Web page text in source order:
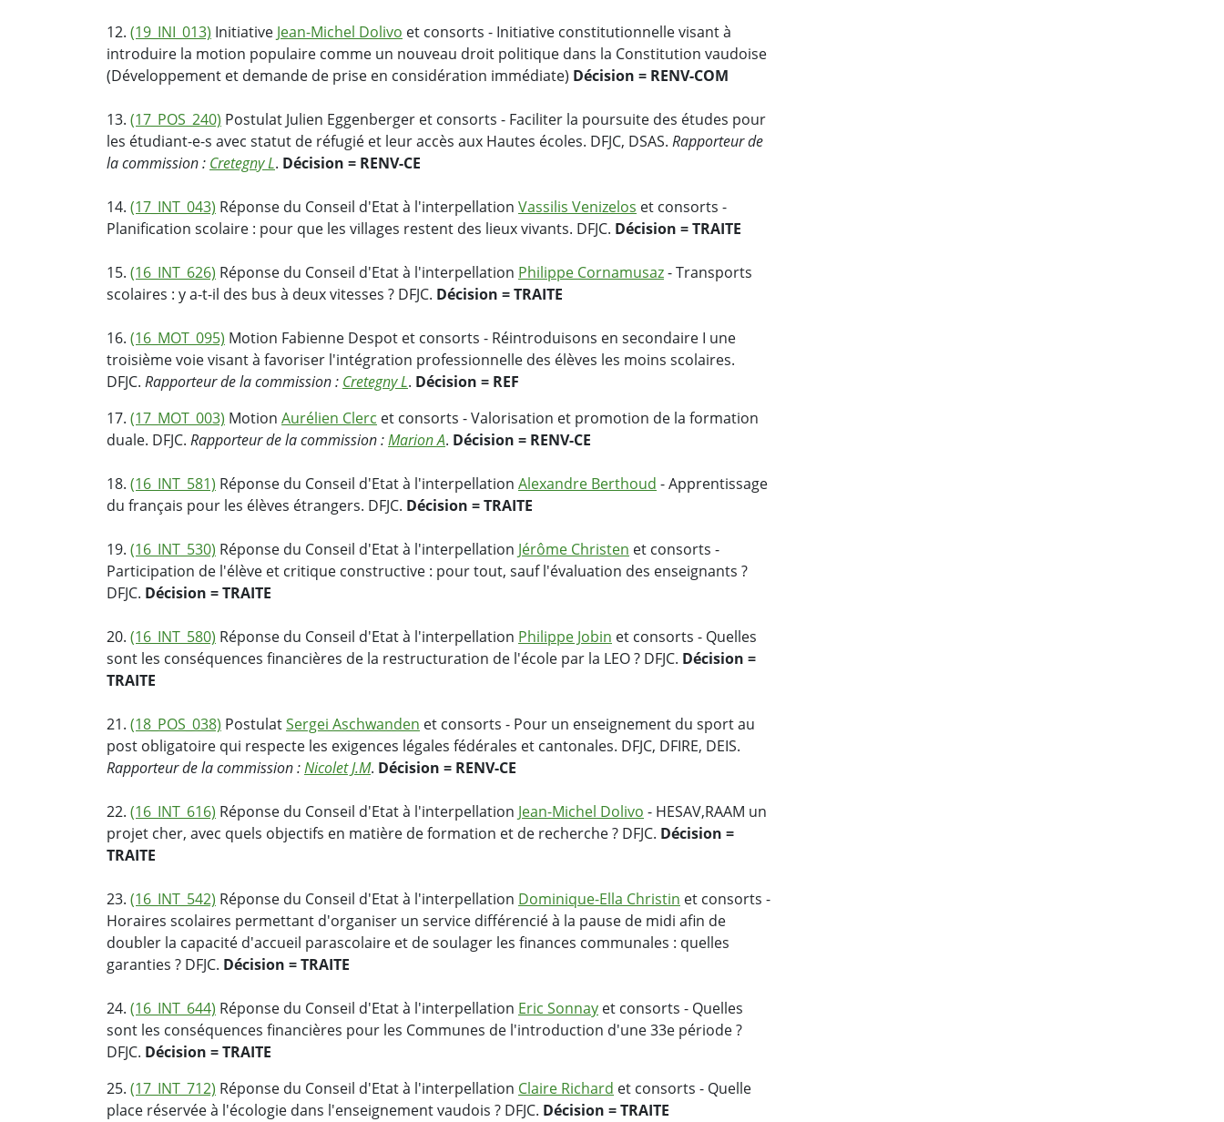
12. (19_INI_013) Initiative Jean-Michel Dolivo et consorts - Initiative constitutionnelle visant à
introduire la motion populaire comme un nouveau droit politique dans la Constitution vaudoise
(Développement et demande de prise en considération immédiate) Décision = RENV-COM
13. (17_POS_240) Postulat Julien Eggenberger et consorts - Faciliter la poursuite des études pour
les étudiant-e-s avec statut de réfugié et leur accès aux Hautes écoles. DFJC, DSAS. Rapporteur de
la commission : Cretegny L. Décision = RENV-CE
14. (17_INT_043) Réponse du Conseil d'Etat à l'interpellation Vassilis Venizelos et consorts -
Planification scolaire : pour que les villages restent des lieux vivants. DFJC. Décision = TRAITE
15. (16_INT_626) Réponse du Conseil d'Etat à l'interpellation Philippe Cornamusaz- Transports
scolaires : y a-t-il des bus à deux vitesses ? DFJC. Décision = TRAITE
16. (16_MOT_095) Motion Fabienne Despot et consorts - Réintroduisons en secondaire I une
troisième voie visant à favoriser l'intégration professionnelle des élèves les moins scolaires.
DFJC. Rapporteur de la commission : Cretegny L. Décision = REF
17. (17_MOT_003) Motion Aurélien Clerc et consorts - Valorisation et promotion de la formation
duale. DFJC. Rapporteur de la commission :Marion A. Décision = RENV-CE
18. (16_INT_581) Réponse du Conseil d'Etat à l'interpellation Alexandre Berthoud - Apprentissage
du français pour les élèves étrangers. DFJC. Décision = TRAITE
19. (16_INT_530) Réponse du Conseil d'Etat à l'interpellation Jérôme Christen et consorts -
Participation de l'élève et critique constructive : pour tout, sauf l'évaluation des enseignants ?
DFJC. Décision = TRAITE
20. (16_INT_580) Réponse du Conseil d'Etat à l'interpellation Philippe Jobin et consorts - Quelles
sont les conséquences financières de la restructuration de l'école par la LEO ? DFJC. Décision =
TRAITE
21. (18_POS_038) PostulatSergei Aschwanden et consorts - Pour un enseignement du sport au
post obligatoire qui respecte les exigences légales fédérales et cantonales. DFJC, DFIRE, DEIS.
Rapporteur de la commission :Nicolet J.M. Décision = RENV-CE
22. (16_INT_616) Réponse du Conseil d'Etat à l'interpellation Jean-Michel Dolivo - HESAV,RAAM un
projet cher, avec quels objectifs en matière de formation et de recherche ? DFJC. Décision =
TRAITE
23. (16_INT_542) Réponse du Conseil d'Etat à l'interpellation Dominique-Ella Christin et consorts -
Horaires scolaires permettant d'organiser un service différencié à la pause de midi afin de
doubler la capacité d'accueil parascolaire et de soulager les finances communales : quelles
garanties ? DFJC. Décision = TRAITE
24. (16_INT_644) Réponse du Conseil d'Etat à l'interpellation Eric Sonnay et consorts - Quelles
sont les conséquences financières pour les Communes de l'introduction d'une 33e période ?
DFJC. Décision = TRAITE
25. (17_INT_712) Réponse du Conseil d'Etat à l'interpellation Claire Richard et consorts - Quelle
place réservée à l'écologie dans l'enseignement vaudois ? DFJC. Décision = TRAITE